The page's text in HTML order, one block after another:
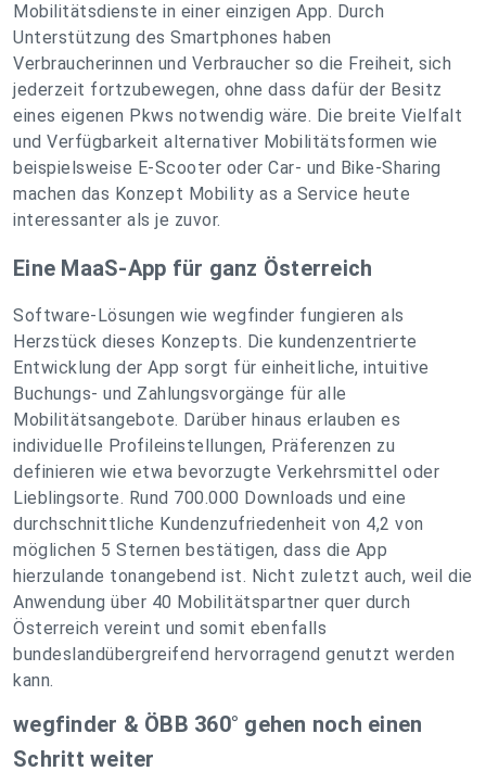
Mobilitätsdienste in einer einzigen App. Durch
Unterstützung des Smartphones haben
Verbraucherinnen und Verbraucher so die Freiheit, sich
jederzeit fortzubewegen, ohne dass dafür der Besitz
eines eigenen Pkws notwendig wäre. Die breite Vielfalt
und Verfügbarkeit alternativer Mobilitätsformen wie
beispielsweise E-Scooter oder Car- und Bike-Sharing
machen das Konzept Mobility as a Service heute
interessanter als je zuvor.
Eine MaaS-App für ganz Österreich
Software-Lösungen wie wegfinder fungieren als
Herzstück dieses Konzepts. Die kundenzentrierte
Entwicklung der App sorgt für einheitliche, intuitive
Buchungs- und Zahlungsvorgänge für alle
Mobilitätsangebote. Darüber hinaus erlauben es
individuelle Profileinstellungen, Präferenzen zu
definieren wie etwa bevorzugte Verkehrsmittel oder
Lieblingsorte. Rund 700.000 Downloads und eine
durchschnittliche Kundenzufriedenheit von 4,2 von
möglichen 5 Sternen bestätigen, dass die App
hierzulande tonangebend ist. Nicht zuletzt auch, weil die
Anwendung über 40 Mobilitätspartner quer durch
Österreich vereint und somit ebenfalls
bundeslandübergreifend hervorragend genutzt werden
kann.
wegfinder & ÖBB 360° gehen noch einen
Schritt weiter